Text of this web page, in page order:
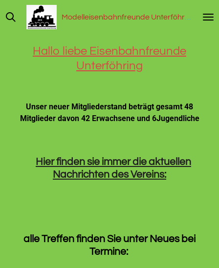
Zum
Hauptinhalt
Hallo liebe Eisenbahnfreunde
Unterföhring
Unser neuer Mitgliederstand beträgt gesamt 48
Mitglieder davon 42 Erwachsene und 6Jugendliche
Hierfinden sie immer die aktuellen
Nachrichten des Vereins:
alle Treffen finden Sie unter Neues bei
Termine: